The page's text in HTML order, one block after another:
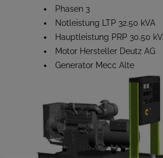
Phasen 3
Notleistung LTP 32.50 kVA
Hauptleistung PRP 30.50
Motor Hersteller Deutz AG
Generator Mecc Alte